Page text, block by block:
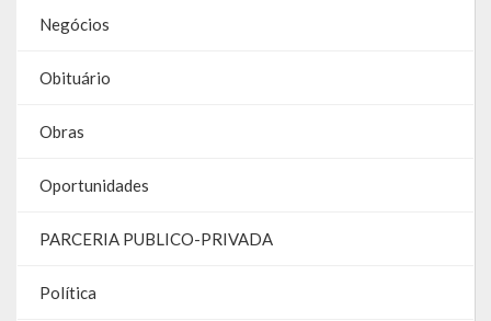
Negócios
Obituário
Obras
Oportunidades
PARCERIA PUBLICO-PRIVADA
Política